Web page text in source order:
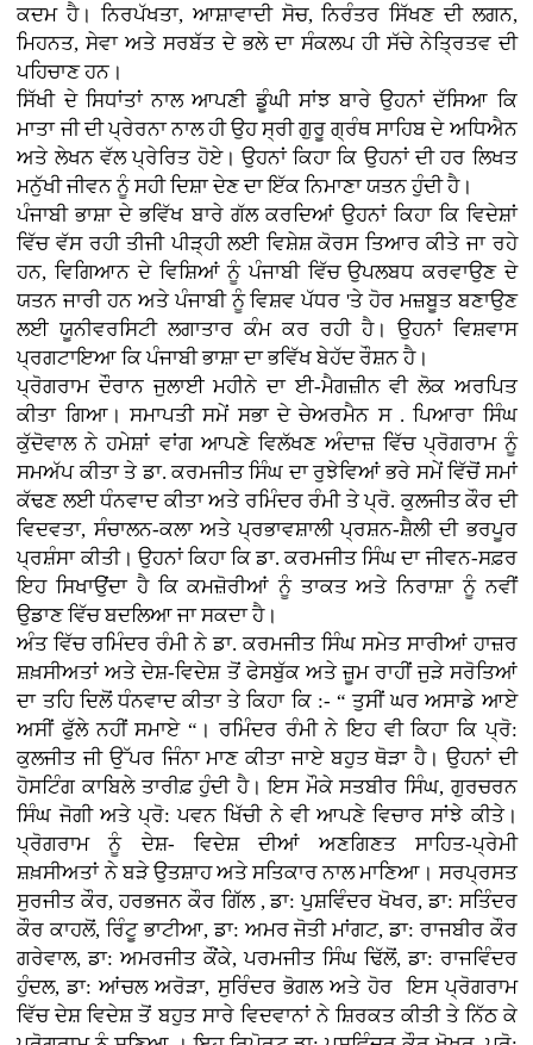
ਕਦਮ ਹੈ। ਨਿਰਪੱਖਤਾ, ਆਸ਼ਾਵਾਦੀ ਸੋਚ, ਨਿਰੰਤਰ ਸਿੱਖਣ ਦੀ ਲਗਨ,
ਮਿਹਨਤ, ਸੇਵਾ ਅਤੇ ਸਰਬੱਤ ਦੇ ਭਲੇ ਦਾ ਸੰਕਲਪ ਹੀ ਸੱਚੇ ਨੇਤ੍ਰਿਤਵ ਦੀ
ਪਹਿਚਾਣ ਹਨ।
ਸਿੱਖੀ ਦੇ ਸਿਧਾਂਤਾਂ ਨਾਲ ਆਪਣੀ ਡੂੰਘੀ ਸਾਂਝ ਬਾਰੇ ਉਹਨਾਂ ਦੱਸਿਆ ਕਿ
ਮਾਤਾ ਜੀ ਦੀ ਪ੍ਰੇਰਨਾ ਨਾਲ ਹੀ ਉਹ ਸ੍ਰੀ ਗੁਰੂ ਗ੍ਰੰਥ ਸਾਹਿਬ ਦੇ ਅਧਿਐਨ
ਅਤੇ ਲੇਖਨ ਵੱਲ ਪ੍ਰੇਰਿਤ ਹੋਏ। ਉਹਨਾਂ ਕਿਹਾ ਕਿ ਉਹਨਾਂ ਦੀ ਹਰ ਲਿਖਤ
ਮਨੁੱਖੀ ਜੀਵਨ ਨੂੰ ਸਹੀ ਦਿਸ਼ਾ ਦੇਣ ਦਾ ਇੱਕ ਨਿਮਾਣਾ ਯਤਨ ਹੁੰਦੀ ਹੈ।
ਪੰਜਾਬੀ ਭਾਸ਼ਾ ਦੇ ਭਵਿੱਖ ਬਾਰੇ ਗੱਲ ਕਰਦਿਆਂ ਉਹਨਾਂ ਕਿਹਾ ਕਿ ਵਿਦੇਸ਼ਾਂ
ਵਿੱਚ ਵੱਸ ਰਹੀ ਤੀਜੀ ਪੀੜ੍ਹੀ ਲਈ ਵਿਸ਼ੇਸ਼ ਕੋਰਸ ਤਿਆਰ ਕੀਤੇ ਜਾ ਰਹੇ
ਹਨ, ਵਿਗਿਆਨ ਦੇ ਵਿਸ਼ਿਆਂ ਨੂੰ ਪੰਜਾਬੀ ਵਿੱਚ ਉਪਲਬਧ ਕਰਵਾਉਣ ਦੇ
ਯਤਨ ਜਾਰੀ ਹਨ ਅਤੇ ਪੰਜਾਬੀ ਨੂੰ ਵਿਸ਼ਵ ਪੱਧਰ 'ਤੇ ਹੋਰ ਮਜ਼ਬੂਤ ਬਣਾਉਣ
ਲਈ ਯੂਨੀਵਰਸਿਟੀ ਲਗਾਤਾਰ ਕੰਮ ਕਰ ਰਹੀ ਹੈ। ਉਹਨਾਂ ਵਿਸ਼ਵਾਸ
ਪ੍ਰਗਟਾਇਆ ਕਿ ਪੰਜਾਬੀ ਭਾਸ਼ਾ ਦਾ ਭਵਿੱਖ ਬੇਹੱਦ ਰੌਸ਼ਨ ਹੈ।
ਪ੍ਰੋਗਰਾਮ ਦੌਰਾਨ ਜੁਲਾਈ ਮਹੀਨੇ ਦਾ ਈ-ਮੈਗਜ਼ੀਨ ਵੀ ਲੋਕ ਅਰਪਿਤ
ਕੀਤਾ ਗਿਆ। ਸਮਾਪਤੀ ਸਮੇਂ ਸਭਾ ਦੇ ਚੇਅਰਮੈਨ ਸ . ਪਿਆਰਾ ਸਿੰਘ
ਕੁੱਦੋਵਾਲ ਨੇ ਹਮੇਸ਼ਾਂ ਵਾਂਗ ਆਪਣੇ ਵਿਲੱਖਣ ਅੰਦਾਜ਼ ਵਿੱਚ ਪ੍ਰੋਗਰਾਮ ਨੂੰ
ਸਮਅੱਪ ਕੀਤਾ ਤੇ ਡਾ. ਕਰਮਜੀਤ ਸਿੰਘ ਦਾ ਰੁਝੇਵਿਆਂ ਭਰੇ ਸਮੇਂ ਵਿੱਚੋਂ ਸਮਾਂ
ਕੱਢਣ ਲਈ ਧੰਨਵਾਦ ਕੀਤਾ ਅਤੇ ਰਮਿੰਦਰ ਰੰਮੀ ਤੇ ਪ੍ਰੋ. ਕੁਲਜੀਤ ਕੌਰ ਦੀ
ਵਿਦਵਤਾ, ਸੰਚਾਲਨ-ਕਲਾ ਅਤੇ ਪ੍ਰਭਾਵਸ਼ਾਲੀ ਪ੍ਰਸ਼ਨ-ਸ਼ੈਲੀ ਦੀ ਭਰਪੂਰ
ਪ੍ਰਸ਼ੰਸਾ ਕੀਤੀ। ਉਹਨਾਂ ਕਿਹਾ ਕਿ ਡਾ. ਕਰਮਜੀਤ ਸਿੰਘ ਦਾ ਜੀਵਨ-ਸਫ਼ਰ
ਇਹ ਸਿਖਾਉਂਦਾ ਹੈ ਕਿ ਕਮਜ਼ੋਰੀਆਂ ਨੂੰ ਤਾਕਤ ਅਤੇ ਨਿਰਾਸ਼ਾ ਨੂੰ ਨਵੀਂ
ਉਡਾਣ ਵਿੱਚ ਬਦਲਿਆ ਜਾ ਸਕਦਾ ਹੈ।
ਅੰਤ ਵਿੱਚ ਰਮਿੰਦਰ ਰੰਮੀ ਨੇ ਡਾ. ਕਰਮਜੀਤ ਸਿੰਘ ਸਮੇਤ ਸਾਰੀਆਂ ਹਾਜ਼ਰ
ਸ਼ਖ਼ਸੀਅਤਾਂ ਅਤੇ ਦੇਸ਼-ਵਿਦੇਸ਼ ਤੋਂ ਫੇਸਬੁੱਕ ਅਤੇ ਜ਼ੂਮ ਰਾਹੀਂ ਜੁੜੇ ਸਰੋਤਿਆਂ
ਦਾ ਤਹਿ ਦਿਲੋਂ ਧੰਨਵਾਦ ਕੀਤਾ ਤੇ ਕਿਹਾ ਕਿ :- “ ਤੁਸੀਂ ਘਰ ਅਸਾਡੇ ਆਏ
ਅਸੀਂ ਫੁੱਲੇ ਨਹੀਂ ਸਮਾਏ “। ਰਮਿੰਦਰ ਰੰਮੀ ਨੇ ਇਹ ਵੀ ਕਿਹਾ ਕਿ ਪ੍ਰੋ:
ਕੁਲਜੀਤ ਜੀ ਉੱਪਰ ਜਿੰਨਾ ਮਾਣ ਕੀਤਾ ਜਾਏ ਬਹੁਤ ਥੋੜਾ ਹੈ। ਉਹਨਾਂ ਦੀ
ਹੋਸਟਿੰਗ ਕਾਬਿਲੇ ਤਾਰੀਫ਼ ਹੁੰਦੀ ਹੈ। ਇਸ ਮੌਕੇ ਸਤਬੀਰ ਸਿੰਘ, ਗੁਰਚਰਨ
ਸਿੰਘ ਜੋਗੀ ਅਤੇ ਪ੍ਰੋ: ਪਵਨ ਖਿੱਚੀ ਨੇ ਵੀ ਆਪਣੇ ਵਿਚਾਰ ਸਾਂਝੇ ਕੀਤੇ।
ਪ੍ਰੋਗਰਾਮ ਨੂੰ ਦੇਸ਼- ਵਿਦੇਸ਼ ਦੀਆਂ ਅਣਗਿਣਤ ਸਾਹਿਤ-ਪ੍ਰੇਮੀ
ਸ਼ਖ਼ਸੀਅਤਾਂ ਨੇ ਬੜੇ ਉਤਸ਼ਾਹ ਅਤੇ ਸਤਿਕਾਰ ਨਾਲ ਮਾਣਿਆ। ਸਰਪ੍ਰਸਤ
ਸੁਰਜੀਤ ਕੌਰ, ਹਰਭਜਨ ਕੌਰ ਗਿੱਲ , ਡਾ: ਪੁਸ਼ਵਿੰਦਰ ਖੋਖਰ, ਡਾ: ਸਤਿੰਦਰ
ਕੌਰ ਕਾਹਲੋਂ, ਰਿੰਟੂ ਭਾਟੀਆ, ਡਾ: ਅਮਰ ਜੋਤੀ ਮਾਂਗਟ, ਡਾ: ਰਾਜਬੀਰ ਕੌਰ
ਗਰੇਵਾਲ, ਡਾ: ਅਮਰਜੀਤ ਕੌਂਕੇ, ਪਰਮਜੀਤ ਸਿੰਘ ਢਿੱਲੋਂ, ਡਾ: ਰਾਜਵਿੰਦਰ
ਹੁੰਦਲ, ਡਾ: ਆਂਚਲ ਅਰੋੜਾ, ਸੁਰਿੰਦਰ ਭੋਗਲ ਅਤੇ ਹੋਰ ਇਸ ਪ੍ਰੋਗਰਾਮ
ਵਿੱਚ ਦੇਸ਼ ਵਿਦੇਸ਼ ਤੋਂ ਬਹੁਤ ਸਾਰੇ ਵਿਦਵਾਨਾਂ ਨੇ ਸ਼ਿਰਕਤ ਕੀਤੀ ਤੇ ਨਿੱਠ ਕੇ